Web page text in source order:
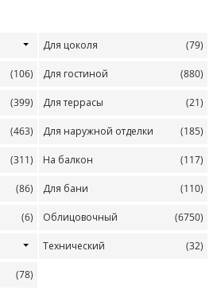
Для цоколя (79)
(106) Для гостиной (880)
(399) Для террасы (21)
(463) Для наружной отделки (185)
(311) На балкон (117)
(86) Для бани (110)
(6) Облицовочный
(6750)
Технический (32)
(78)